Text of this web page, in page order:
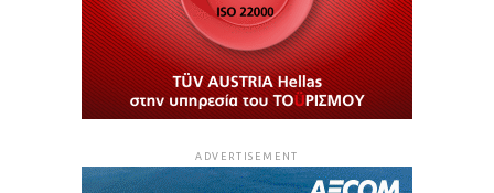
ADVERTISEMENT